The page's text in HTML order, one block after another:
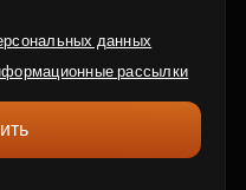
данных
рассылки